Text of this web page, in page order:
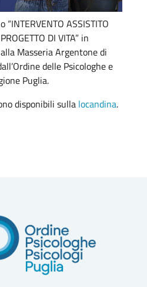
ASSISTITO
DI VITA” in
Masseria Argentone di
delle Psicologhe e
Puglia.
disponibili sulla locandina.